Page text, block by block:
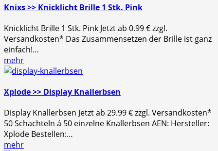
Knixs >> Knicklicht Brille 1 Stk. Pink
Knicklicht Brille 1 Stk. Pink Jetzt ab 0.99 € zzgl.
Versandkosten* Das Zusammensetzen der Brille ist ganz
einfach!…
mehr
Xplode >> Display Knallerbsen
Display Knallerbsen Jetzt ab 29.99 € zzgl. Versandkosten*
50 Schachteln á 50 einzelne Knallerbsen AEN: Hersteller:
Xplode Bestellen:…
mehr